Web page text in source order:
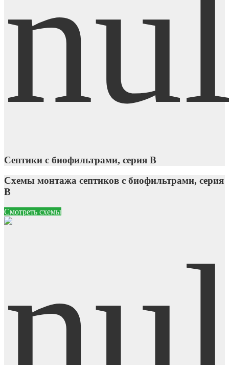
Септики с биофильтрами, серия В
Схемы монтажа септиков с биофильтрами, серия
В
Смотреть схемы